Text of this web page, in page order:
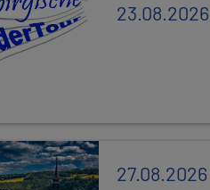
23.08.2026
27.08.2026